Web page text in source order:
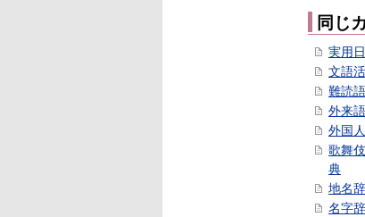
同じ
実用
文語
難読
外来
外国
歌舞
典
地名
名字